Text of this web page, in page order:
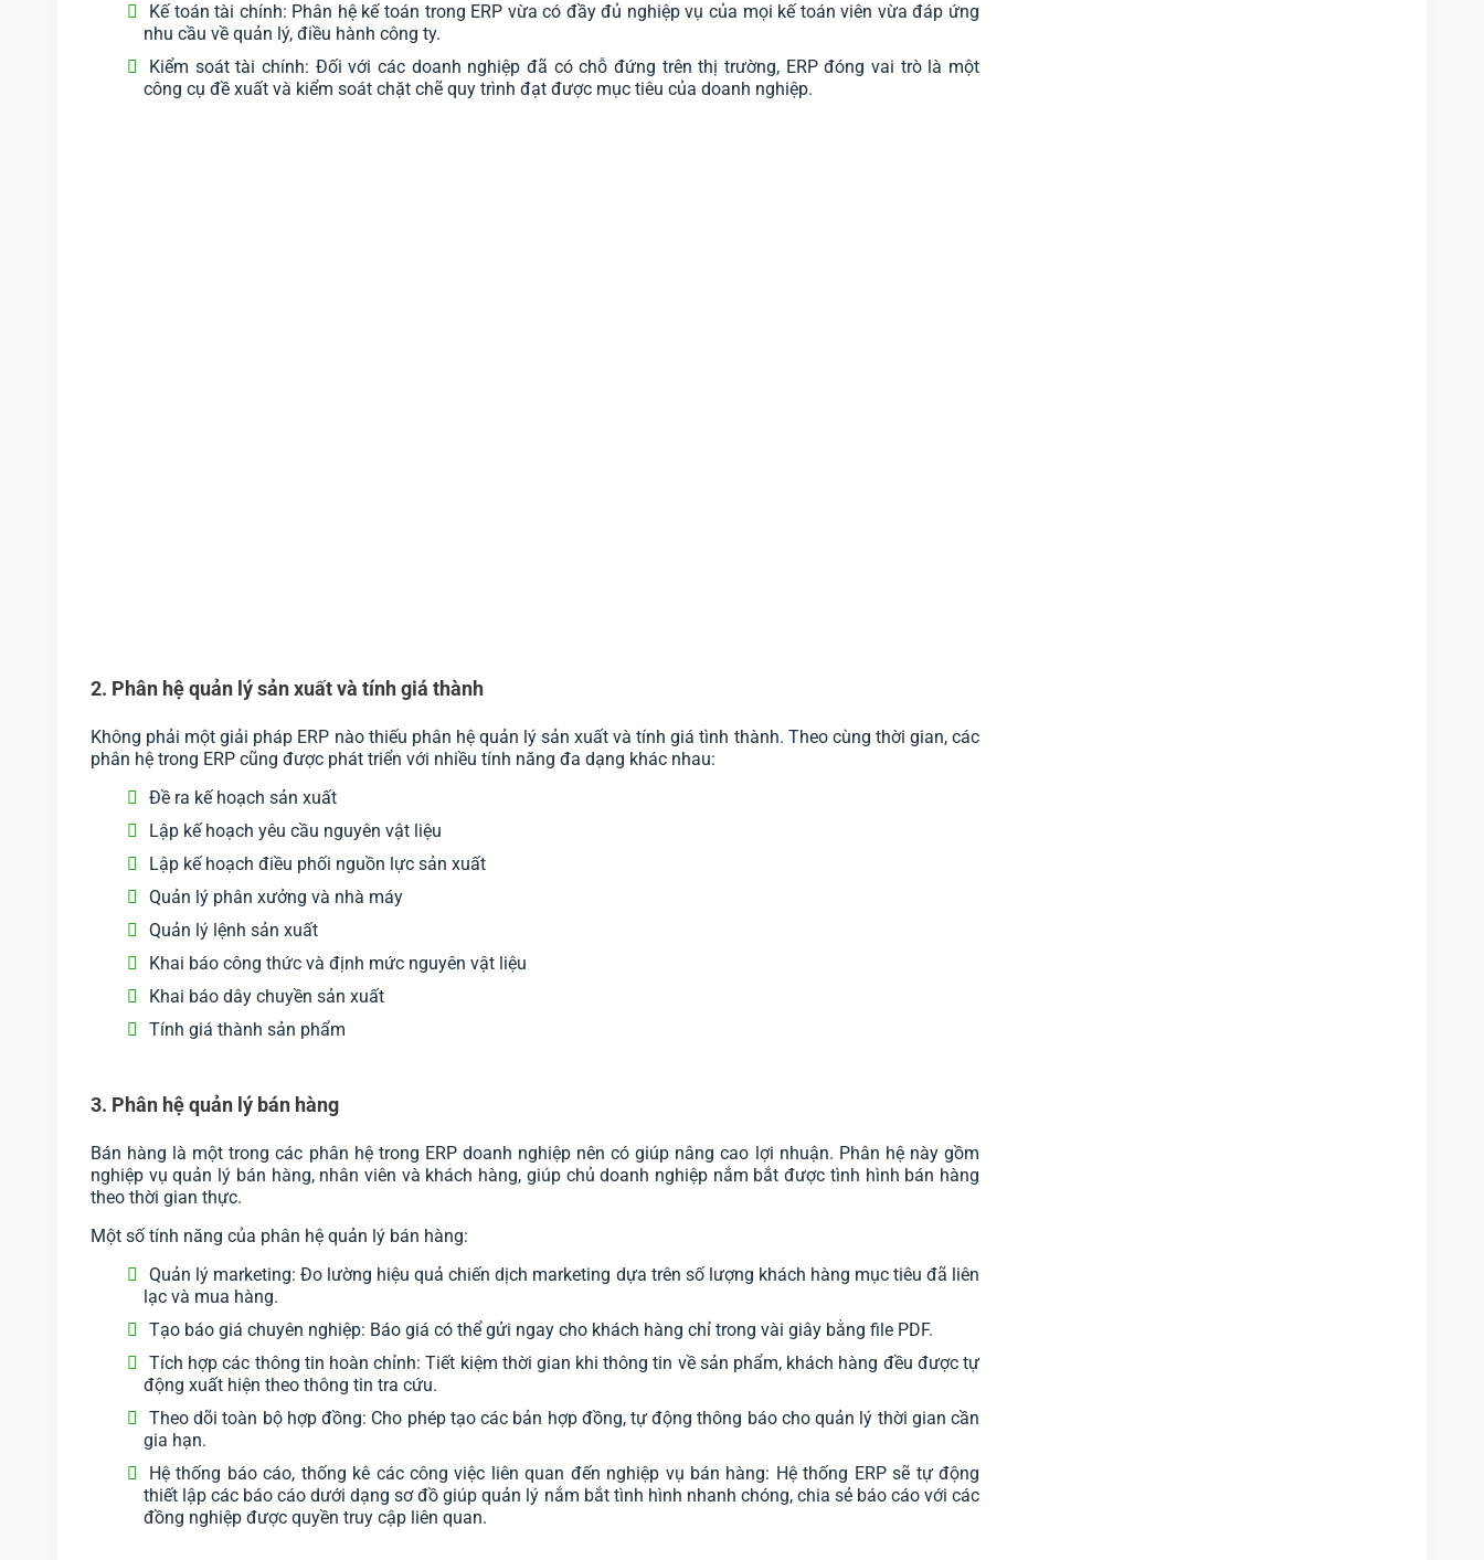
Kế toán tài chính: Phân hệ kế toán trong ERP vừa có đầy đủ nghiệp vụ của mọi kế toán viên vừa đáp ứng
nhu cầu về quản lý, điều hành công ty.
Kiểm soát tài chính: Đối với các doanh nghiệp đã có chỗ đứng trên thị trường, ERP đóng vai trò là một
công cụ đề xuất và kiểm soát chặt chẽ quy trình đạt được mục tiêu của doanh nghiệp.
2. Phân hệ quản lý sản xuất và tính giá thành
Không phải một giải pháp ERP nào thiếu phân hệ quản lý sản xuất và tính giá tình thành. Theo cùng thời gian, các
phân hệ trong ERP cũng được phát triển với nhiều tính năng đa dạng khác nhau:
Đề ra kế hoạch sản xuất
Lập kế hoạch yêu cầu nguyên vật liệu
Lập kế hoạch điều phối nguồn lực sản xuất
Quản lý phân xưởng và nhà máy
Quản lý lệnh sản xuất
Khai báo công thức và định mức nguyên vật liệu
Khai báo dây chuyền sản xuất
Tính giá thành sản phẩm
3. Phân hệ quản lý bán hàng
Bán hàng là một trong các phân hệ trong ERP doanh nghiệp nên có giúp nâng cao lợi nhuận. Phân hệ này gồm
nghiệp vụ quản lý bán hàng, nhân viên và khách hàng, giúp chủ doanh nghiệp nắm bắt được tình hình bán hàng
theo thời gian thực.
Một số tính năng của phân hệ quản lý bán hàng:
Quản lý marketing: Đo lường hiệu quả chiến dịch marketing dựa trên số lượng khách hàng mục tiêu đã liên
lạc và mua hàng.
Tạo báo giá chuyên nghiệp: Báo giá có thể gửi ngay cho khách hàng chỉ trong vài giây bằng file PDF.
Tích hợp các thông tin hoàn chỉnh: Tiết kiệm thời gian khi thông tin về sản phẩm, khách hàng đều được tự
động xuất hiện theo thông tin tra cứu.
Theo dõi toàn bộ hợp đồng: Cho phép tạo các bản hợp đồng, tự động thông báo cho quản lý thời gian cần
gia hạn.
Hệ thống báo cáo, thống kê các công việc liên quan đến nghiệp vụ bán hàng: Hệ thống ERP sẽ tự động
thiết lập các báo cáo dưới dạng sơ đồ giúp quản lý nắm bắt tình hình nhanh chóng, chia sẻ báo cáo với các
đồng nghiệp được quyền truy cập liên quan.